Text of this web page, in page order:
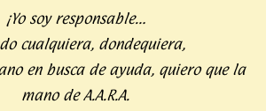
¡Yo soy responsable…
cualquiera, dondequiera,
en busca de ayuda, quiero que la
mano de A.A.R.A.